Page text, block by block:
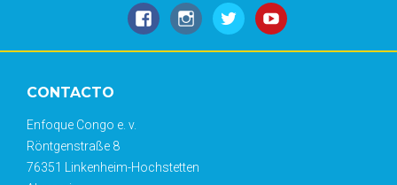
FacebookInstagram
GorjeoYouTube
CONTACTO
Enfoque Congo e. v.
Röntgenstraße 8
76351 Linkenheim-Hochstetten